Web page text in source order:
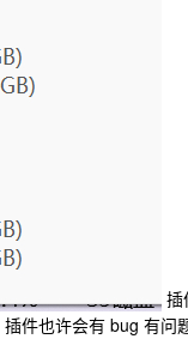
插
插件也许会有 bug 有问